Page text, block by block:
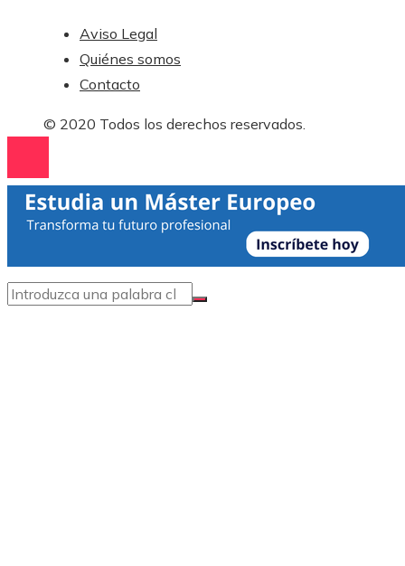
Aviso Legal
Quiénes somos
Contacto
© 2020 Todos los derechos reservados.